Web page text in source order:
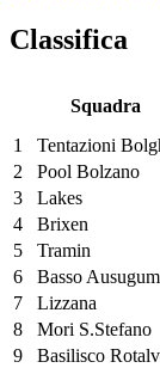
Classifica
Squadra
1
Tentazioni
2
Pool Bolzano
3
Lakes
4
Brixen
5
Tramin
6
Basso Ausugum
7
Lizzana
8
Mori S.Stefano
9
Basilisco